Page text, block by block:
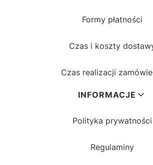
Formy płatności
Czas i koszty
Czas realizacji
INFORMACJE
Polityka prywatności
Regulaminy